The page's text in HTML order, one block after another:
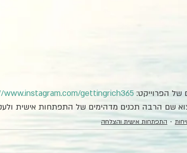
של הפרוייקט: gettingrich365/
שם הרבה תכנים מדהימים של התפתחות אישית
התפתחות אישית והצלחה